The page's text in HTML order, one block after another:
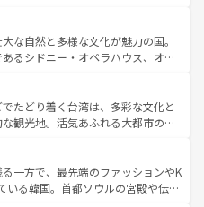
は、音楽と美食が融合した独特の
メリカの各地域で異なる魅力を楽
と豊かな歴史を感じることができ
お、新着のアメリカ
を参照してほしい。
た、定番の観光地といえばオアフ
めるならマウイ島やカウアイ島が
リーンに輝く海をはじめ、豊かな
れる人々を迎えてくれるハワイの
フードやハワイアンミュージッ
など、すべてがハワイの魅力を彩
新着のハワイ情報
照してほしい。
な自然と多様な文化が魅力の国。
るシドニー・オペラハウス、オー
にそびえるウルル（エアーズロッ
い原生林やケアンズの熱帯雨林な
。また、カフェやワイン、オージ
充実しており、サーフィンやダイ
、アウトドア好きにはたまらな
彩な魅力を存分に味わいつくそ
たどり着く台湾は、多彩な文化と
観光地。活気あふれる大都市の台
である台湾東部など、都市の喧騒
ており、訪れる人に新しい発見と
。また、奥深い台湾の食文化も魅
一方で、最先端のファッションやK
いる韓国。首都ソウルの宮殿や伝統